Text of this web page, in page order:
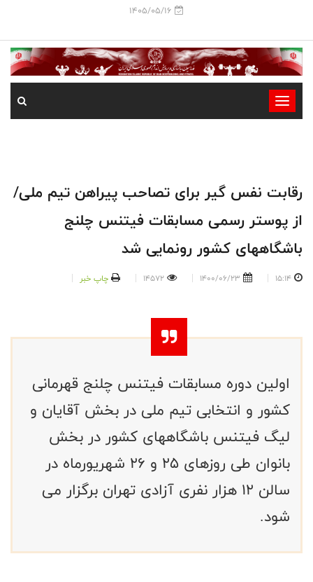
1405/05/16
-
-
-
رقابت نفس گیر برای تصاحب پیراهن تیم ملی/
از پوستر رسمی مسابقات فیتنس چلنج
باشگاههای کشور رونمایی شد
15:14
1400/06/23
14572 چاپ خبر
اولین دوره مسابقات فیتنس چلنج قهرمانی
کشور و انتخابی تیم ملی در بخش آقایان و
لیگ فیتنس باشگاههای کشور در بخش
بانوان طی روزهای 25 و 26 شهریورماه در
سالن 12 هزار نفری آزادی تهران برگزار می
شود.